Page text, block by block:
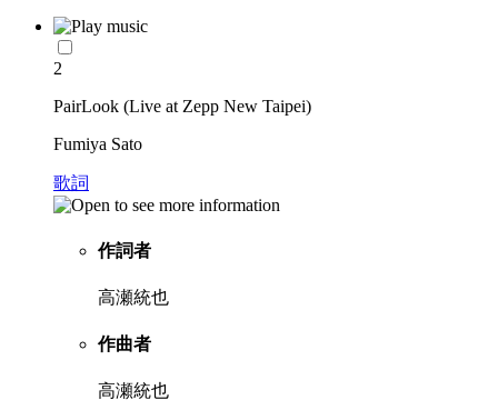
2
PairLook (Live at Zepp New Taipei)
Fumiya Sato
歌詞
作詞者
高瀬統也
作曲者
高瀬統也